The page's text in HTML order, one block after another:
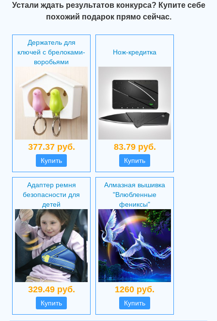
Устали ждать результатов конкурса? Купите себе
похожий подарок прямо сейчас.
Держатель для
ключей с брелоками-
воробьями
377.37 руб.
Купить
Нож-кредитка
83.79 руб.
Купить
Адаптер ремня
безопасности для
детей
329.49 руб.
Купить
Алмазная вышивка
"Влюбленные
фениксы"
1260 руб.
Купить